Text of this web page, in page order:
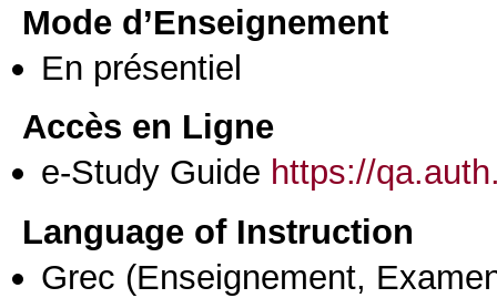
Mode d’Enseignement
En présentiel
Accès en Ligne
e-Study Guide https://
Language of Instruction
Grec (Enseignement,